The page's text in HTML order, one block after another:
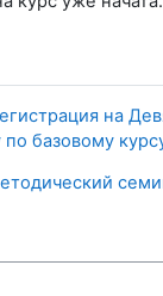
на
базовому